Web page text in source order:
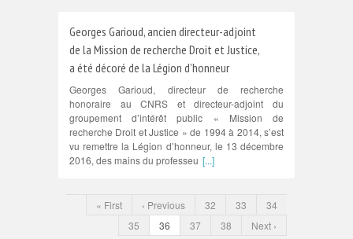
Georges Garioud, ancien directeur-adjoint
de la Mission de recherche Droit et Justice,
a été décoré de la Légion d’honneur
Georges Garioud, directeur de recherche
honoraire au CNRS et directeur-adjoint du
groupement d’intérêt public « Mission de
recherche Droit et Justice » de 1994 à 2014, s’est
vu remettre la Légion d’honneur, le 13 décembre
2016, des mains du professeu [...]
« First ‹ Previous 32 33
34
35
36 37 38 Next ›